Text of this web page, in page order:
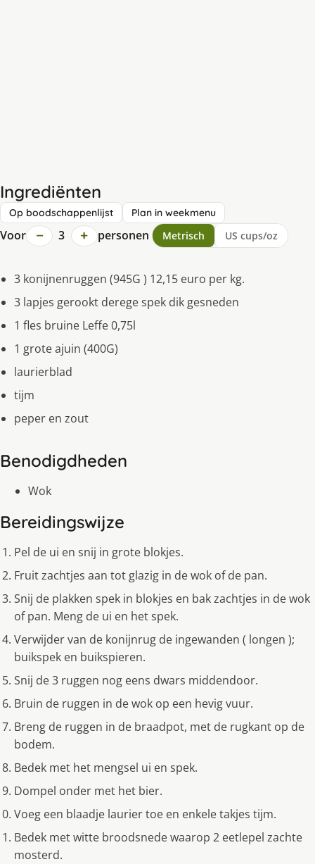
Ingrediënten
Op boodschappenlijst Plan in weekmenu
Voor − 3 + personen Metrisch US cups/oz
3 konijnenruggen (945G ) 12,15 euro per kg.
3 lapjes gerookt derege spek dik gesneden
1 fles bruine Leffe 0,75l
1 grote ajuin (400G)
laurierblad
tijm
peper en zout
Benodigdheden
Wok
Bereidingswijze
Pel de ui en snij in grote blokjes.
Fruit zachtjes aan tot glazig in de wok of de pan.
Snij de plakken spek in blokjes en bak zachtjes in de wok
of pan. Meng de ui en het spek.
Verwijder van de konijnrug de ingewanden ( longen );
buikspek en buikspieren.
Snij de 3 ruggen nog eens dwars middendoor.
Bruin de ruggen in de wok op een hevig vuur.
Breng de ruggen in de braadpot, met de rugkant op de
bodem.
Bedek met het mengsel ui en spek.
Dompel onder met het bier.
Voeg een blaadje laurier toe en enkele takjes tijm.
Bedek met witte broodsnede waarop 2 eetlepel zachte
mosterd.